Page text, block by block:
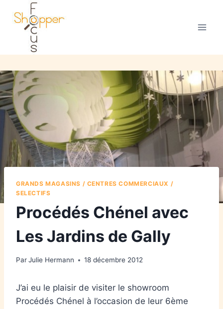
GRANDS MAGASINS / CENTRES COMMERCIAUX /
SELECTIFS
Procédés Chénel avec
Les Jardins de Gally
ParJulie Hermann 18 décembre 2012
J’ai eu le plaisir de visiter le showroom
Procédés Chénel à l’occasion de leur 6ème